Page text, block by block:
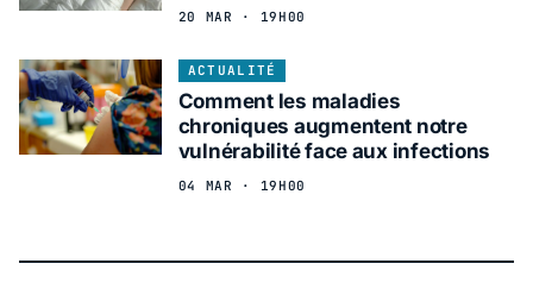
20 MAR · 19H00
ACTUALITÉ
Comment les maladies
chroniques augmentent notre
vulnérabilité face aux infections
04 MAR · 19H00